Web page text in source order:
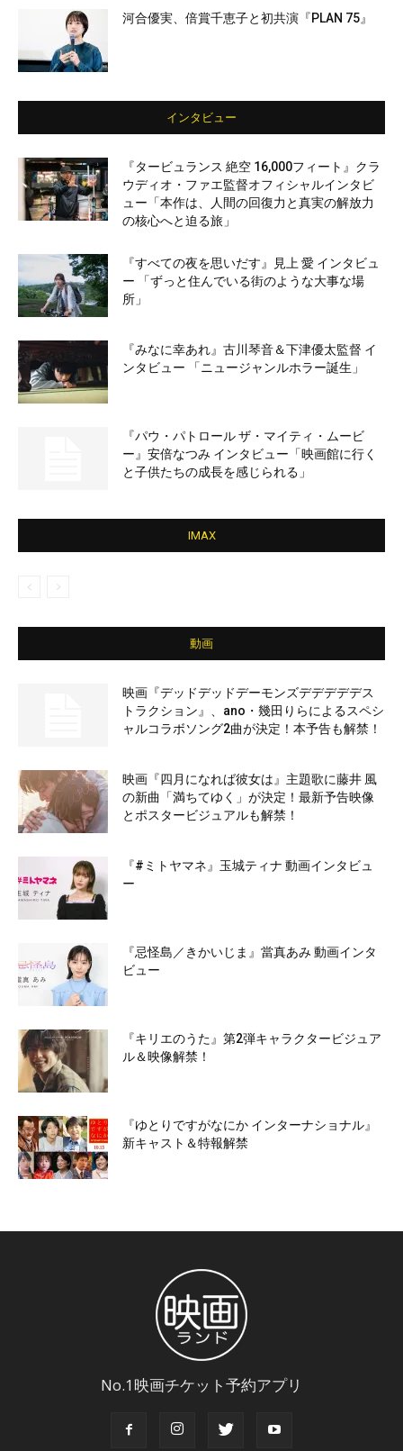
河合優実、倍賞千恵子と初共演『PLAN 75』
インタビュー
『タービュランス 絶空 16,000フィート』クラ
ウディオ・ファエ監督オフィシャルインタビ
ュー「本作は、人間の回復力と真実の解放力
の核心へと迫る旅」
『すべての夜を思いだす』見上 愛 インタビュ
ー 「ずっと住んでいる街のような大事な場
所」
『みなに幸あれ』古川琴音＆下津優太監督 イ
ンタビュー 「ニュージャンルホラー誕生」
『パウ・パトロール ザ・マイティ・ムービ
ー』安倍なつみ インタビュー「映画館に行く
と子供たちの成長を感じられる」
IMAX
動画
映画『デッドデッドデーモンズデデデデデス
トラクション』、ano・幾田りらによるスペシ
ャルコラボソング2曲が決定！本予告も解禁！
映画『四月になれば彼女は』主題歌に藤井 風
の新曲「満ちてゆく」が決定！最新予告映像
とポスタービジュアルも解禁！
『#ミトヤマネ』玉城ティナ 動画インタビュ
ー
『忌怪島／きかいじま』當真あみ 動画インタ
ビュー
『キリエのうた』第2弾キャラクタービジュア
ル＆映像解禁！
『ゆとりですがなにか インターナショナル』
新キャスト＆特報解禁
No.1映画チケット予約アプリ